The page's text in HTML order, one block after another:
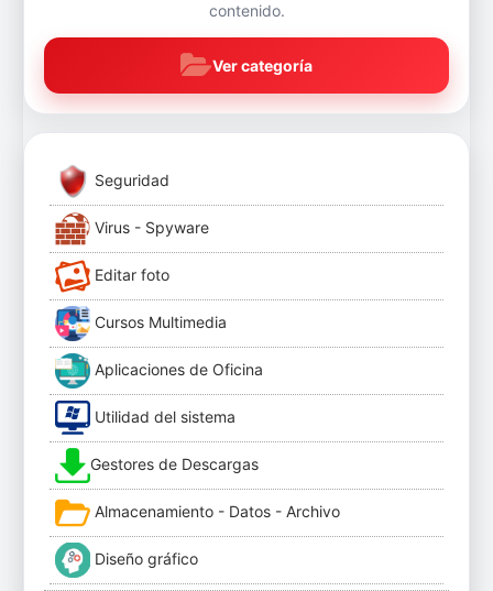
contenido.
Ver categoría
Seguridad
Virus - Spyware
Editar foto
Cursos Multimedia
Aplicaciones de Oficina
Utilidad del sistema
Gestores de Descargas
Almacenamiento - Datos - Archivo
Diseño gráfico